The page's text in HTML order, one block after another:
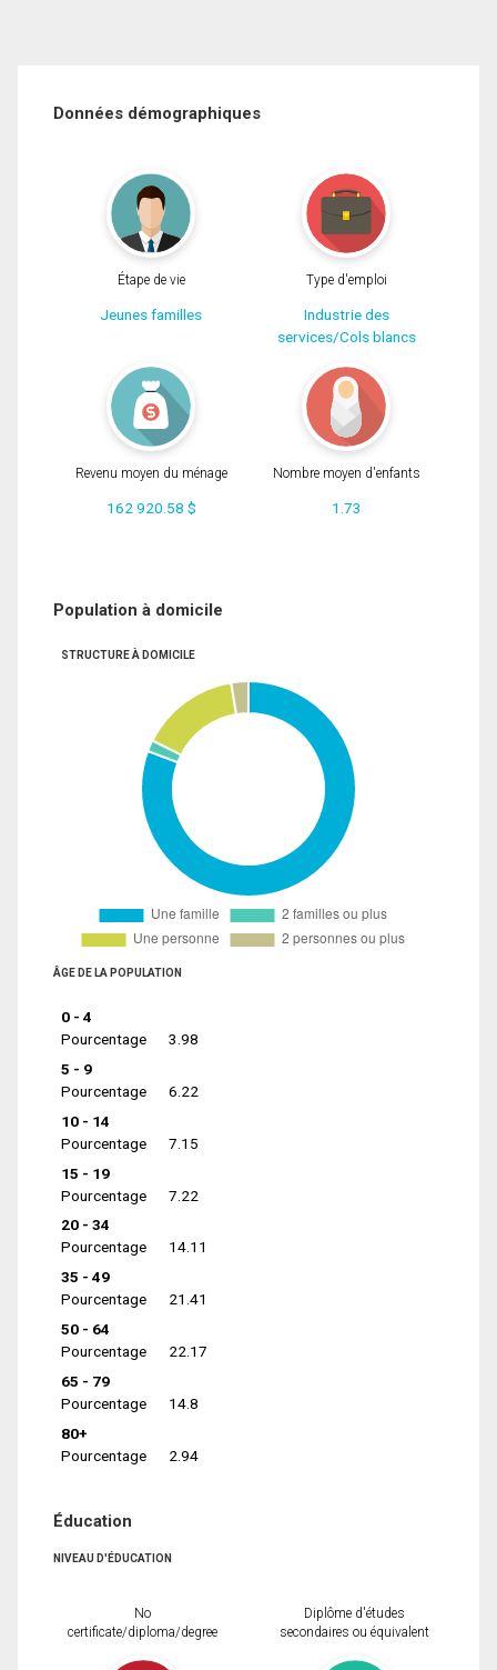
Données démographiques
Étape de vie
Jeunes familles
Type d'emploi
Industrie des
services/Cols blancs
Revenu moyen du ménage
162 920.58 $
Nombre moyen d'enfants
1.73
Population à domicile
STRUCTURE À DOMICILE
ÂGE DE LA POPULATION
0 - 4
Pourcentage
3.98
5 - 9
Pourcentage
6.22
10 - 14
Pourcentage
7.15
15 - 19
Pourcentage
7.22
20 - 34
Pourcentage
14.11
35 - 49
Pourcentage
21.41
50 - 64
Pourcentage
22.17
65 - 79
Pourcentage
14.8
80+
Pourcentage
2.94
Éducation
NIVEAU D'ÉDUCATION
No
certificate/diploma/degree
Diplôme d'études
secondaires ou équivalent